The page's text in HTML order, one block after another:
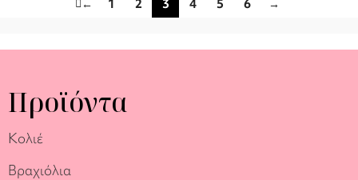
← 1 2 3 4 5 6 →
Προϊόντα
Κολιέ
Βραχιόλια